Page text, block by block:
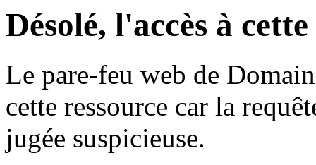
Désolé, l'accès à
Le pare-feu web de
cette ressource car la
jugée suspicieuse.